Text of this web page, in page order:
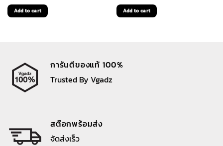
price
was:
Add to cart
price
was:
Add to cart
การันตีของแท้ 100%
Trusted By Vgadz
สต๊อกพร้อมส่ง
จัดส่งเร็ว